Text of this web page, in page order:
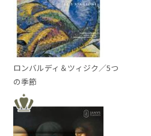
ロンバルディ＆ツィジク／5つ
の季節